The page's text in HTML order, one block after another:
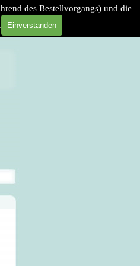
des Bestellvorgangs) und die
Einverstanden